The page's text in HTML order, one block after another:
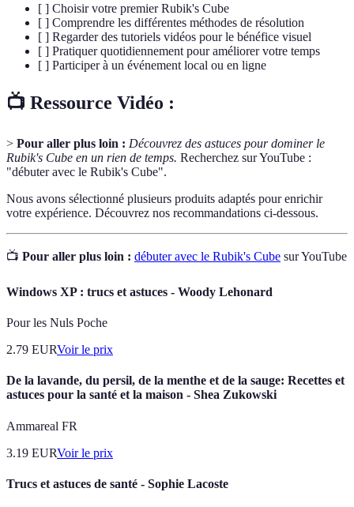
[ ] Choisir votre premier Rubik's Cube
[ ] Comprendre les différentes méthodes de résolution
[ ] Regarder des tutoriels vidéos pour le bénéfice visuel
[ ] Pratiquer quotidiennement pour améliorer votre temps
[ ] Participer à un événement local ou en ligne
📺 Ressource Vidéo :
> Pour aller plus loin : Découvrez des astuces pour dominer le
Rubik's Cube en un rien de temps. Recherchez sur YouTube :
"débuter avec le Rubik's Cube".
Nous avons sélectionné plusieurs produits adaptés pour enrichir
votre expérience. Découvrez nos recommandations ci-dessous.
📺 Pour aller plus loin : débuter avec le Rubik's Cube sur YouTube
Windows XP : trucs et astuces - Woody Lehonard
Pour les Nuls Poche
2.79 EURVoir le prix
De la lavande, du persil, de la menthe et de la sauge: Recettes et
astuces pour la santé et la maison - Shea Zukowski
Ammareal FR
3.19 EURVoir le prix
Trucs et astuces de santé - Sophie Lacoste